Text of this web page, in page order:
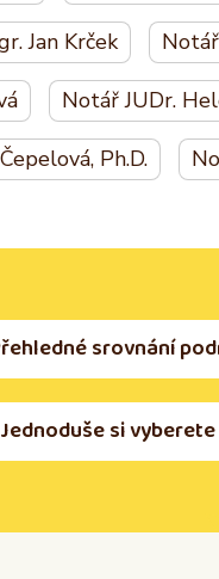
Jan Krček
Notář JUDr.
Ph.D.
srovnání
Jednoduše si